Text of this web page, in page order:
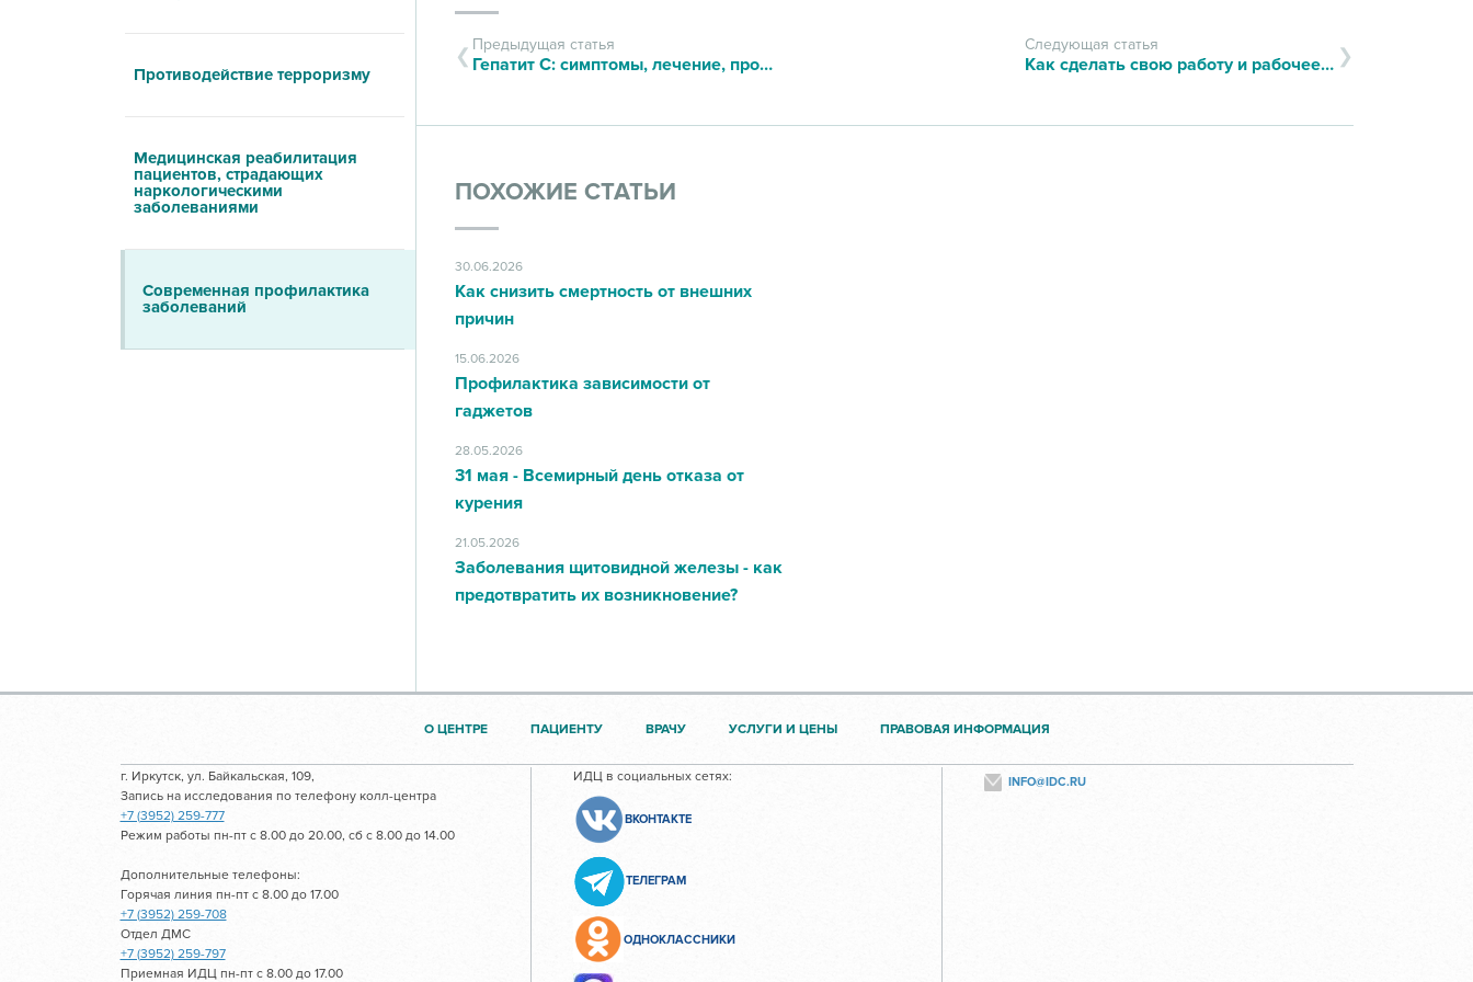
Противодействие терроризму
Медицинская реабилитация
пациентов, страдающих
наркологическими
заболеваниями
Современная профилактика
заболеваний
Предыдущая статья
Гепатит С: симптомы, лечение, профилактика
Следующая статья
Как сделать свою работу и рабочее место комфортным для здоровья!
ПОХОЖИЕ СТАТЬИ
30.06.2026
Как снизить смертность от внешних
причин
15.06.2026
Профилактика зависимости от
гаджетов
28.05.2026
31 мая - Всемирный день отказа от
курения
21.05.2026
Заболевания щитовидной железы - как
предотвратить их возникновение?
О ЦЕНТРЕ ПАЦИЕНТУ ВРАЧУ УСЛУГИ И ЦЕНЫ ПРАВОВАЯ ИНФОРМАЦИЯ
г. Иркутск, ул. Байкальская, 109,
Запись на исследования по телефону колл-центра
+7 (3952) 259-777
Режим работы пн-пт с 8.00 до 20.00, сб с 8.00 до 14.00
Дополнительные телефоны:
Горячая линия пн-пт с 8.00 до 17.00
+7 (3952) 259-708
Отдел ДМС
+7 (3952) 259-797
Приемная ИДЦ пн-пт с 8.00 до 17.00
ИДЦ в социальных сетях:
ВКОНТАКТЕ
ТЕЛЕГРАМ
ОДНОКЛАССНИКИ
INFO@IDC.RU